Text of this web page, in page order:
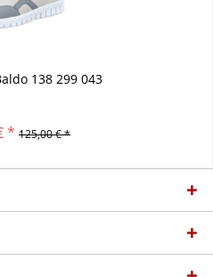
138 299 043
* 125,00 € *